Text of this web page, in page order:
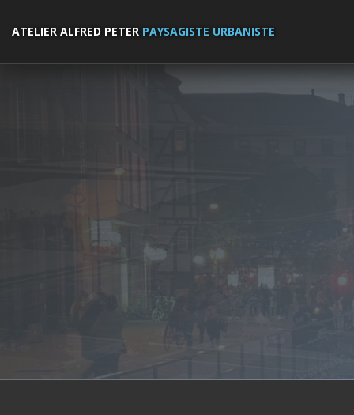
ATELIER ALFRED PETER PAYSAGISTE URBANISTE